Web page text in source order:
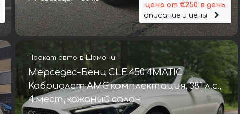
цена от €250 в день
описание и цены
Прокат авто в Шамони
Мерседес-Бенц CLE 450 4MATIC
Кабриолет AMG комплектация, 381 л.с.,
4 мест, кожаный салон